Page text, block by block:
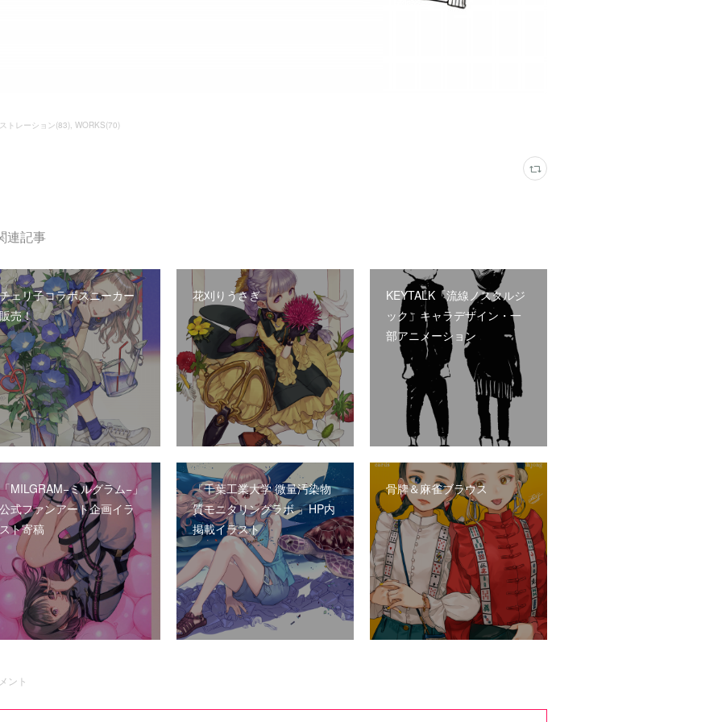
トレーション(83) WORKS(70)
連記事
チェリ子コラボスニーカー
販売！
花刈りうさぎ
KEYTALK「流線ノスタルジ
ック」キャラデザイン・一
部アニメーション
「MILGRAM−ミルグラム−」
公式ファンアート企画イラ
スト寄稿
「千葉工業大学 微量汚染物
質モニタリングラボ 」HP内
掲載イラスト
骨牌＆麻雀ブラウス
ント